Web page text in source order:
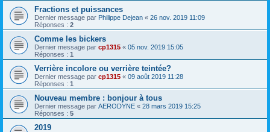
Fractions et puissances
Dernier message par Philippe Dejean « 26 nov. 2019 11:09
Réponses : 2
Comme les bickers
Dernier message par cp1315 « 05 nov. 2019 15:05
Réponses : 1
Verrière incolore ou verrière teintée?
Dernier message par cp1315 « 09 août 2019 11:28
Réponses : 1
Nouveau membre : bonjour à tous
Dernier message par AERODYNE « 28 mars 2019 15:25
Réponses : 5
2019